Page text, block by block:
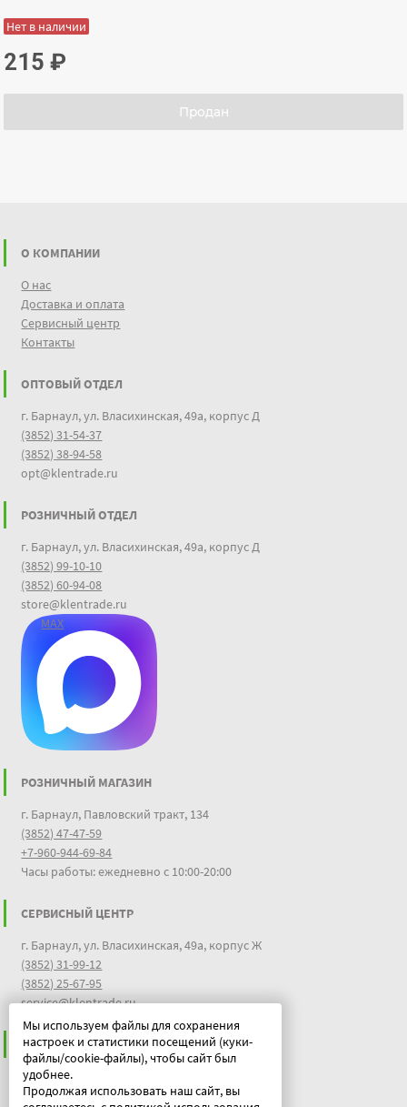
Нет в наличии
215₽
Продан
Мы используем файлы для сохранения
настроек и статистики посещений (куки-
файлы/cookie-файлы), чтобы сайт был
удобнее.
Продолжая использовать наш сайт, вы
О КОМПАНИИ
О нас
Доставка и оплата
Сервисный центр
Контакты
ОПТОВЫЙ ОТДЕЛ
г. Барнаул, ул. Власихинская, 49а, корпус Д
(3852) 31-54-37
(3852) 38-94-58
opt@klentrade.ru
РОЗНИЧНЫЙ ОТДЕЛ
г. Барнаул, ул. Власихинская, 49а, корпус Д
(3852) 99-10-10
(3852) 60-94-08
store@klentrade.ru
MAX
РОЗНИЧНЫЙ МАГАЗИН
г. Барнаул, Павловский тракт, 134
(3852) 47-47-59
+7-960-944-69-84
Часы работы: ежедневно с 10:00-20:00
СЕРВИСНЫЙ ЦЕНТР
г. Барнаул, ул. Власихинская, 49а, корпус Ж
(3852) 31-99-12
(3852) 25-67-95
service@klentrade.ru
ИНФОРМАЦИЯ
Пользовательское соглашение
Политика конфиденциальности